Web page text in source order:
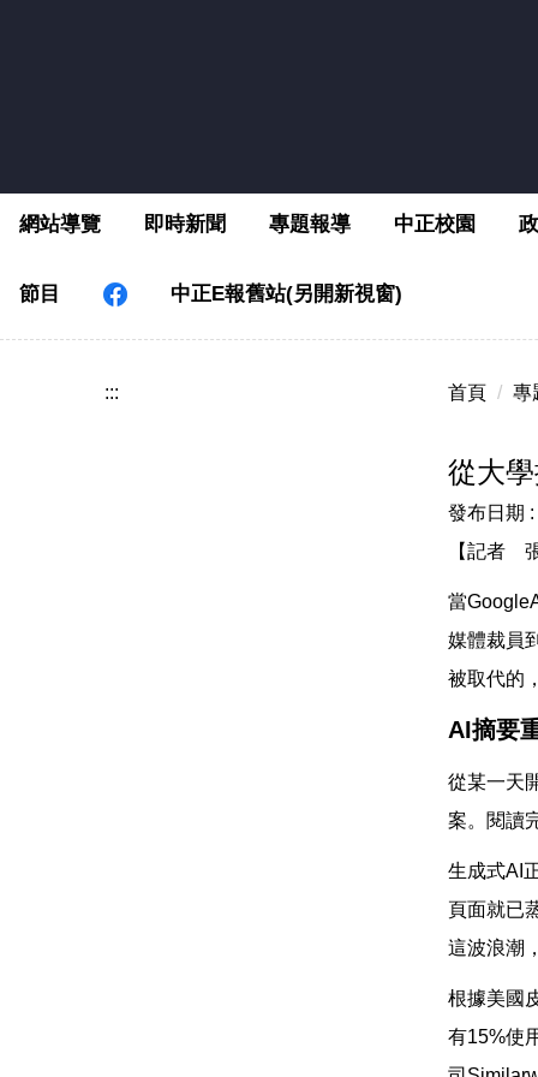
區
網站導覽 即時新聞 專題報導 中正校園
節目 中正E報舊站(另開新視窗)
::: 首頁 專
從大
發布日期 :
【記者
當
媒體裁員
被取代的
AI摘要
從某一天
案。閱讀
生成式AI
頁面就已
這波浪潮
根據美國
有15%使